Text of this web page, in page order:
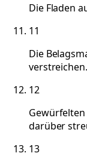
Die Fladen
11
Die
verstreichen.
12
darüber
13